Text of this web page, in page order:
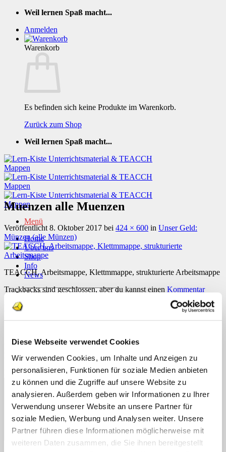
Diese Webseite verwendet Cookies
Wir verwenden Cookies, um Inhalte und Anzeigen zu
personalisieren, Funktionen für soziale Medien anbieten
zu können und die Zugriffe auf unsere Website zu
analysieren. Außerdem geben wir Informationen zu Ihrer
Verwendung unserer Website an unsere Partner für
soziale Medien, Werbung und Analysen weiter. Unsere
Partner führen diese Informationen möglicherweise mit
weiteren Daten zusammen, die Sie ihnen bereitgestellt
Zum
springen
Weil lernen Spaß macht...
Anmelden
Warenkorb
Es befinden sich keine Produkte im Warenkorb.
Zurück zum Shop
Weil lernen Spaß macht...
Menü
Home
Über uns
Shop
Info
News
Suchen
Suchen
Muenzen alle Muenzen
Veröffentlicht 8. Oktober 2017 bei 424 × 600 in Unser Geld:
Münzen (alle Münzen)
TEACCH, Arbeitsmappe, Klettmmappe, strukturierte Arbeitsmappe
Trackbacks sind geschlossen, aber du kannst einen Kommentar
Weiter
Deine E-Mail-Adresse wird nicht veröffentlicht.
Felder sind mit*markiert
Kommentar*